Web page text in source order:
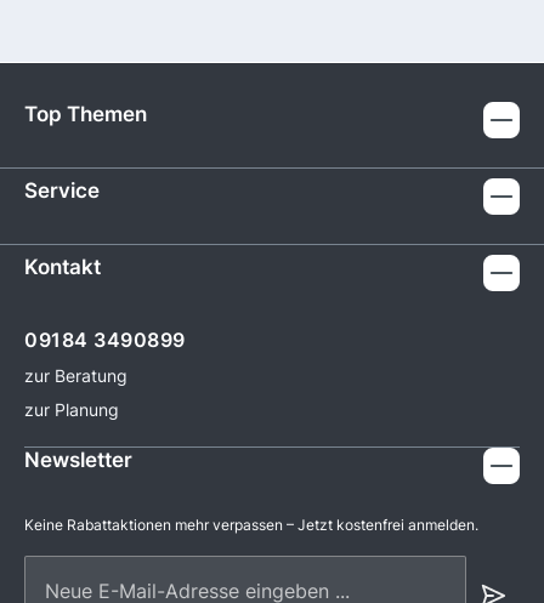
Top Themen
Service
Kontakt
09184 3490899
zur Beratung
zur Planung
Newsletter
Keine Rabattaktionen mehr verpassen – Jetzt kostenfrei anmelden.